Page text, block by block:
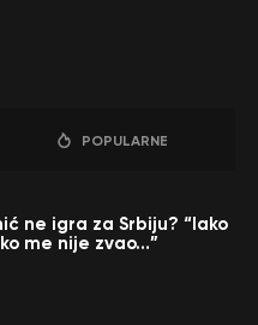
POPULARNE
ne igra za Srbiju? “Iako
me nije zvao…”